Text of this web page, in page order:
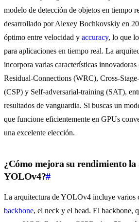
modelo de detección de objetos en tiempo
desarrollado por Alexey Bochkovskiy en
óptimo entre velocidad y accuracy, lo que
para aplicaciones en tiempo real. La
incorpora varias características
Residual-Connections (WRC), Cross-
(CSP) y Self-adversarial-training (SAT),
resultados de vanguardia. Si buscas un
que funcione eficientemente en GPUs
una excelente elección.
¿Cómo mejora su rendimiento
YOLOv4?#
La arquitectura de YOLOv4 incluye varios
backbone, el neck y el head. El backbone,